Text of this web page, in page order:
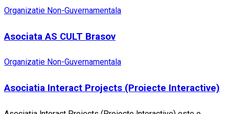
Organizatie Non-Guvernamentala
Asociata AS CULT Brasov
Organizatie Non-Guvernamentala
Asociatia Interact Projects (Proiecte Interactive)